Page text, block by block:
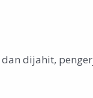
dijahit,